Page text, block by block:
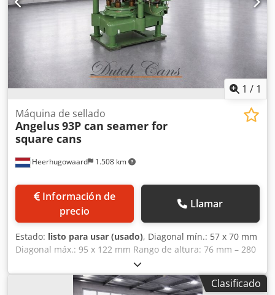
1 / 1
Heerhugowaard 1.508 km
Máquina de sellado
Angelus93P can seamer for
square cans
Información de
precio
Llamar
Estado: listo para usar (usado), Diagonal mín.: 57 x 70 mm
Diagonal máx.: 95 x 122 mm Rango de altura: 76 mm – 280
mm Djdpfsyyq N Asx Aldowa Capacidad de producción:
hasta 300 uds./min.
Clasificado